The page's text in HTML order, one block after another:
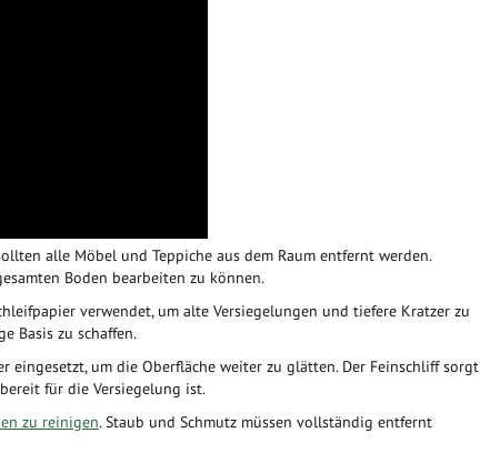
alle Möbel und Teppiche aus dem Raum entfernt werden.
Boden bearbeiten zu können.
verwendet, um alte Versiegelungen und tiefere Kratzer zu
Basis zu schaffen.
eingesetzt, um die Oberfläche weiter zu glätten. Der Feinschliff sorgt
für die Versiegelung ist.
zu reinigen. Staub und Schmutz müssen vollständig entfernt